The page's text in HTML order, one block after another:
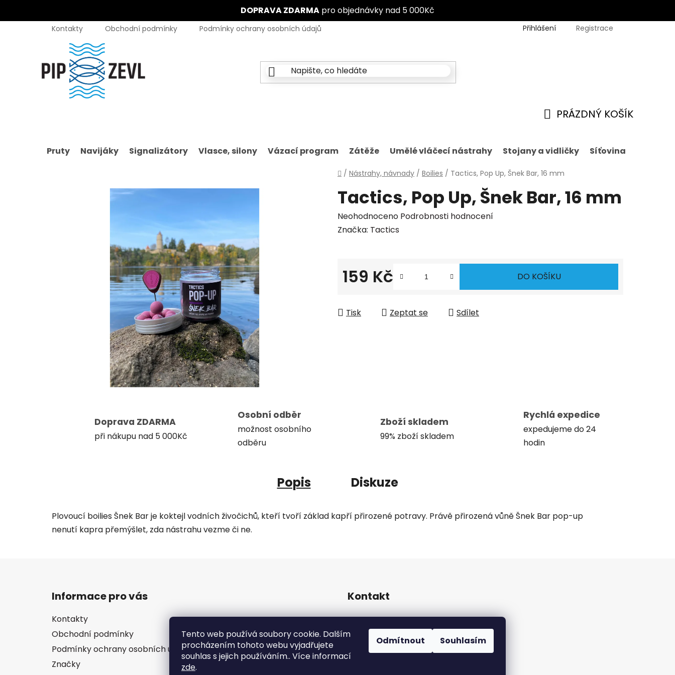
DOPRAVA ZDARMA pro objednávky nad 5 000Kč
Tento web používá soubory cookie. Dalším
procházením tohoto webu vyjadřujete
souhlas s jejich používáním.. Více informací
zde.
Odmítnout Souhlasím
Kontakty Obchodní podmínky Podmínky ochrany osobních údajů Přihlášení Registrace
KOŠÍK
PRÁZDNÝ KOŠÍK
Pruty Navijáky Signalizátory Vlasce, silony Vázací program Zátěže Umělé vláčecí nástrahy Stojany a vidličky Síťovina
Domů
/ Nástrahy, návnady / Boilies / Tactics, Pop Up, Šnek Bar, 16 mm
Tactics, Pop Up, Šnek Bar, 16 mm
Průměrné
hodnocení
0,0
hvězdiček.
Neohodnoceno Podrobnosti hodnocení
Značka: Tactics
159 Kč DO KOŠÍKU
Tisk Zeptat se Sdílet
Doprava ZDARMA
při nákupu nad 5 000Kč
Osobní odběr
možnost osobního
odběru
Zboží skladem
99% zboží skladem
Rychlá expedice
expedujeme do 24
hodin
Popis Diskuze
Plovoucí boilies Šnek Bar je koktejl vodních živočichů, kteří tvoří základ kapří přirozené potravy. Právě přirozená vůně Šnek Bar pop-up
nenutí kapra přemýšlet, zda nástrahu vezme či ne.
Informace pro vás
Kontakty
Obchodní podmínky
Podmínky ochrany osobních údajů
Značky
Kontakt
605 871 228